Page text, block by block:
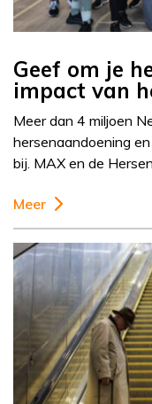
Geef om je
impact van
Meer dan 4 miljoen
hersenaandoening
bij. MAX en de
Meer